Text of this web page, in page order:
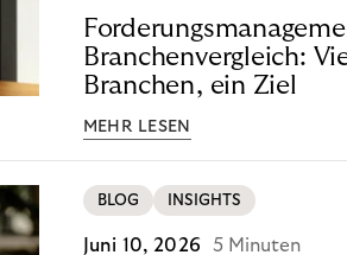
Branchenvergleich:
Branchen, ein Ziel
MEHR LESEN
BLOG INSIGHTS
Juni 10, 2026 5 Minuten